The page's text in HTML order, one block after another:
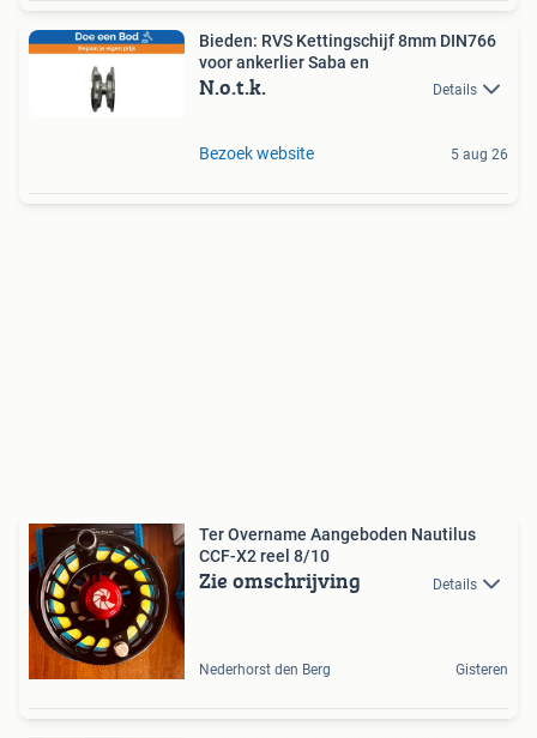
Bieden: RVS Kettingschijf 8mm DIN766
voor ankerlier Saba en
N.o.t.k. Details
Bezoek website 5 aug 26
Ter Overname Aangeboden Nautilus
CCF-X2 reel 8/10
Zie omschrijving Details
Nederhorst den Berg Gisteren